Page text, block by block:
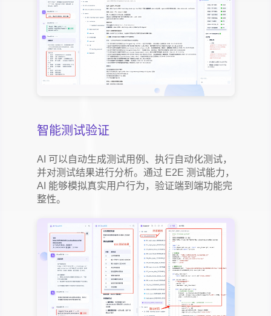
智能测试验证
AI 可以自动生成测试用例、执行自动化测试，
并对测试结果进行分析。通过 E2E 测试能力，
AI 能够模拟真实用户行为，验证端到端功能完
整性。